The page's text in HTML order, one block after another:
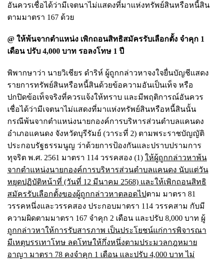
อันควรเชื่อได้ว่ามีเจตนาไม่แสดงที่มาแห่งทรัพย์สินหรือหนี้สิน
ตามมาตรา 167 ด้วย
@ ให้พ้นจากตำแหน่ง เพิกถอนสิทธิสมัครรับเลือกตั้ง จำคุก 1
เดือน ปรับ 4,000 บาท รอลงโทษ 1 ปี
พิพากษาว่า นายวิเชียร ดำริห์ ผู้ถูกกล่าวหาจงใจยื่นบัญชีแสดง
รายการทรัพย์สินหรือหนี้สินด้วยข้อความอันเป็นเท็จ หรือ
ปกปิดข้อเท็จจริงที่ควรแจ้งให้ทราบ และมีพฤติการณ์อันควร
เชื่อได้ว่ามีเจตนาไม่แสดงที่มาแห่งทรัพย์สินหรือหนี้สินนั้น
กรณีพ้นจากตำแหน่งนายกองค์การบริหารส่วนตำบลแคนดง
อำเภอแคนดง จังหวัดบุรีรัมย์ (วาระที่ 2) ตามพระราชบัญญัติ
ประกอบรัฐธรรมนูญ ว่าด้วยการป้องกันและปราบปรามการ
ทุจริต พ.ศ. 2561 มาตรา 114 วรรคสอง (1) ให้ผู้ถูกกล่าวหาพ้น
จากตำแหน่งนายกองค์การบริหารส่วนตำบลแคนดง นับแต่วัน
หยุดปฏิบัติหน้าที่ (วันที่ 12 มีนาคม 2568) และให้เพิกถอนสิทธิ
สมัครรับเลือกตั้งของผู้ถูกกล่าวหาตลอดไปตาม มาตรา 81
วรรคหนึ่งและวรรคสอง ประกอบมาตรา 114 วรรคสาม กับมี
ความผิดตามมาตรา 167 จำคุก 2 เดือน และปรับ 8,000 บาท ผู้
ถูกกล่าวหาให้การรับสารภาพ เป็นประโยชน์แก่การพิจารณา
มีเหตุบรรเทาโทษ ลดโทษให้กึ่งหนึ่งตามประมวลกฎหมาย
อาญา มาตรา 78 คงจำคุก 1 เดือน และปรับ 4,000 บาท ไม่